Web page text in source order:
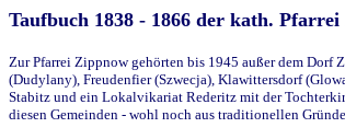
Taufbuch 1838 - 1866 der kath.
Zur Pfarrei Zippnow gehörten bis 1945 außer dem Dorf
(Dudylany), Freudenfier (Szwecja), Klawittersdorf
Stabitz und ein Lokalvikariat Rederitz mit der
diesen Gemeinden - wohl noch aus traditionellen